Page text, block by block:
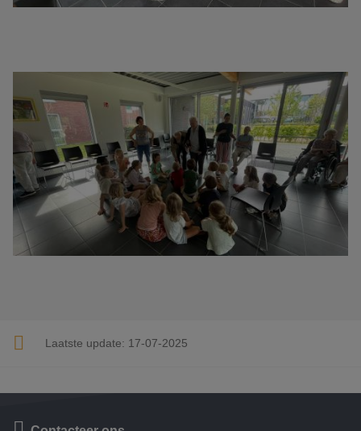
Laatste update: 17-07-2025